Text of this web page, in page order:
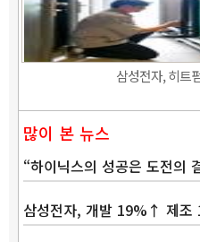
삼성전자, 히트
많이 본 뉴스
“하이닉스의 성공은 도전의
삼성전자, 개발 19%↑ 제